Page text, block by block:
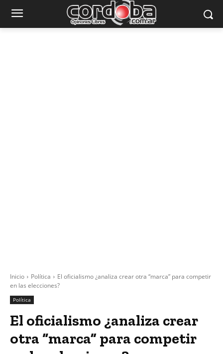
Inicio Política
El oficialismo ¿analiza crear otra “marca” para competir
en las elecciones?
Política
El oficialismo ¿analiza crear
otra “marca” para competir